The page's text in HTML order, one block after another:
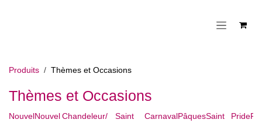
Produits Thèmes et Occasions
Thèmes et Occasions
NouvelNouvelChandeleur/
Saint
CarnavalPâquesSaint
Pride